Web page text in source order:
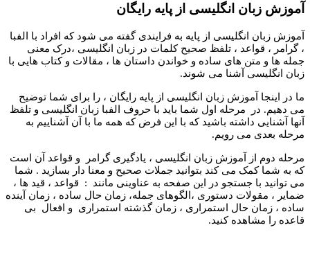
آموزش زبان انگلیسی از پایه رایگان
آموزش زبان انگلیسی از پایه به فرایندی گفته می شود که افراد با الفبا
، گرامر ، قواعد ، تلفظ صحیح کلمات در زبان انگلیسی ،درک معنی
جمله ها و متن های ساده و خواندن داستان ها ، مقالات و کتاب هایی با
زبان انگلیسی آشنا می شوند.
ما در اینجا آموزش زبان انگلیسی از پایه رایگان ، را برای شما توضیح
می دهیم. در مرحله اول شما باید با حروف الفبا زبان انگلیسی و تلفظ
آنها آشنایی داشته باشید که با این فرض که همه ما با آن آشناییم به
مرحله بعدی می رویم.
مرحله دوم از آموزش زبان انگلیسی ، یادگیری گرامر و قواعد آن است
که به شما کمک می کند بتوانید جملات صحیح و معنا دار بسازید . شما
می توانید با جستجو در این صفحه به عناوینی مانند : قواعد ، قید ها ،
ضمایر ، مقولات دستوری ،الگوهای جمله، زمان حال ساده ، زمان آینده
ساده ، زمان حال استمراری ، زمان گذشته استمراری و افعال بی
قاعده را مشاهده کنید.